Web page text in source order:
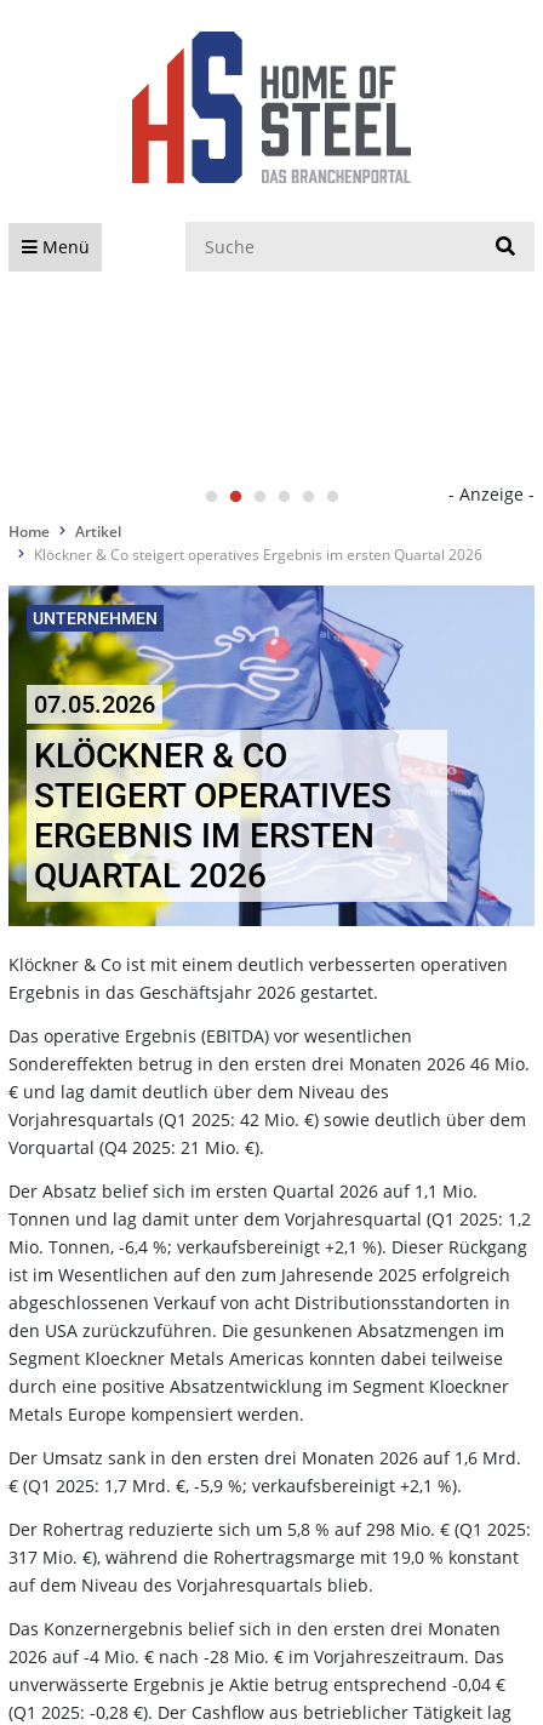
Menü
- Anzeige -
Home
Artikel
Klöckner & Co steigert operatives Ergebnis im ersten Quartal 2026
UNTERNEHMEN
07.05.2026
KLÖCKNER & CO
STEIGERT OPERATIVES
ERGEBNIS IM ERSTEN
QUARTAL 2026
Klöckner & Co ist mit einem deutlich verbesserten operativen
Ergebnis in das Geschäftsjahr 2026 gestartet.
Das operative Ergebnis (EBITDA) vor wesentlichen
Sondereffekten betrug in den ersten drei Monaten 2026 46 Mio.
€ und lag damit deutlich über dem Niveau des
Vorjahresquartals (Q1 2025: 42 Mio. €) sowie deutlich über dem
Vorquartal (Q4 2025: 21 Mio. €).
Der Absatz belief sich im ersten Quartal 2026 auf 1,1 Mio.
Tonnen und lag damit unter dem Vorjahresquartal (Q1 2025: 1,2
Mio. Tonnen, -6,4 %; verkaufsbereinigt +2,1 %). Dieser Rückgang
ist im Wesentlichen auf den zum Jahresende 2025 erfolgreich
abgeschlossenen Verkauf von acht Distributionsstandorten in
den USA zurückzuführen. Die gesunkenen Absatzmengen im
Segment Kloeckner Metals Americas konnten dabei teilweise
durch eine positive Absatzentwicklung im Segment Kloeckner
Metals Europe kompensiert werden.
Der Umsatz sank in den ersten drei Monaten 2026 auf 1,6 Mrd.
€ (Q1 2025: 1,7 Mrd. €, -5,9 %; verkaufsbereinigt +2,1 %).
Der Rohertrag reduzierte sich um 5,8 % auf 298 Mio. € (Q1 2025:
317 Mio. €), während die Rohertragsmarge mit 19,0 % konstant
auf dem Niveau des Vorjahresquartals blieb.
Das Konzernergebnis belief sich in den ersten drei Monaten
2026 auf -4 Mio. € nach -28 Mio. € im Vorjahreszeitraum. Das
unverwässerte Ergebnis je Aktie betrug entsprechend -0,04 €
(Q1 2025: -0,28 €). Der Cashflow aus betrieblicher Tätigkeit lag